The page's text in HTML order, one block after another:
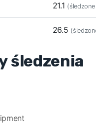
21.1
26.5
śledzenia